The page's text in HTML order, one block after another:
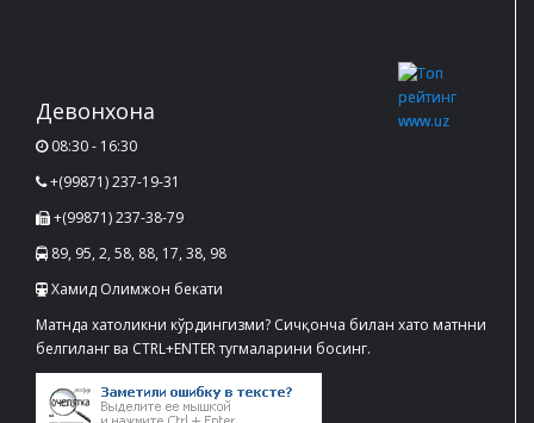
Девонхона
08:30 - 16:30
+(99871) 237-19-31
+(99871) 237-38-79
89, 95, 2, 58, 88, 17, 38, 98
Хамид Олимжон бекати
Матнда хатоликни кўрдингизми? Сичқонча билан хато матнни
белгиланг ва CTRL+ENTER тугмаларини босинг.